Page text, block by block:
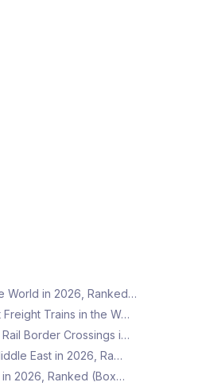
World in 2026, Ranked…
Trains in the W…
Border Crossings i…
East in 2026, Ra…
2026, Ranked (Box…